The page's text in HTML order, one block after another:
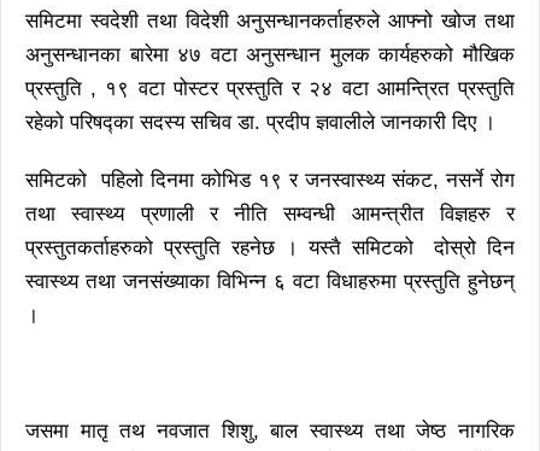
समिटमा स्वदेशी तथा विदेशी अनुसन्धानकर्ताहरुले आफ्नो खोज तथा
अनुसन्धानका बारेमा ४७ वटा अनुसन्धान मुलक कार्यहरुको मौखिक
प्रस्तुति , १९ वटा पोस्टर प्रस्तुति र २४ वटा आमन्त्रित प्रस्तुति
रहेको परिषद्का सदस्य सचिव डा. प्रदीप ज्ञवालीले जानकारी दिए ।
समिटको पहिलो दिनमा कोभिड १९ र जनस्वास्थ्य संकट, नसर्ने रोग
तथा स्वास्थ्य प्रणाली र नीति सम्वन्धी आमन्त्रीत विज्ञहरु र
प्रस्तुतकर्ताहरुको प्रस्तुति रहनेछ । यस्तै समिटको दोस्रो दिन
स्वास्थ्य तथा जनसंख्याका विभिन्न ६ वटा विधाहरुमा प्रस्तुति हुनेछन्
।
जसमा मातृ तथ नवजात शिशु, बाल स्वास्थ्य तथा जेष्ठ नागरिक